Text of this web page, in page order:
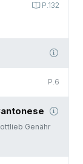
P.132
P.6
Genähr